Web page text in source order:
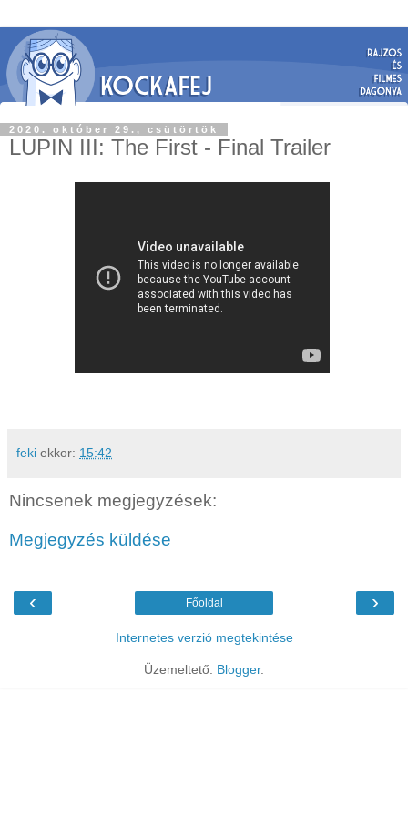
2020. október 29., csütörtök
LUPIN III: The First - Final Trailer
feki ekkor: 15:42
Nincsenek megjegyzések:
Megjegyzés küldése
‹ ›
Főoldal
Internetes verzió megtekintése
Üzemeltető: Blogger.